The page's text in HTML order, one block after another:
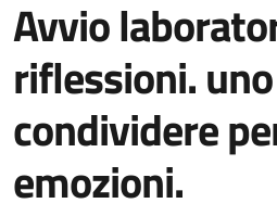
Avvio
riflessioni.
condividere
emozioni.